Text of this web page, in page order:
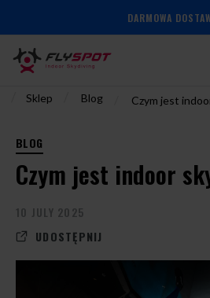
7.000.000+
DARMOWA
Sklep Blog Czym jest
BLOG
Czym jest indoor
10 JULY 2025
UDOSTĘPNIJ